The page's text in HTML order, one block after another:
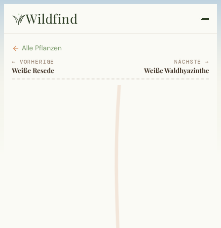
Wildfind
Startseite
Pflanzen
Alle Pflanzen
← VORHERIGE
Weiße Resede
NÄCHSTE →
Weiße Waldhyazinthe